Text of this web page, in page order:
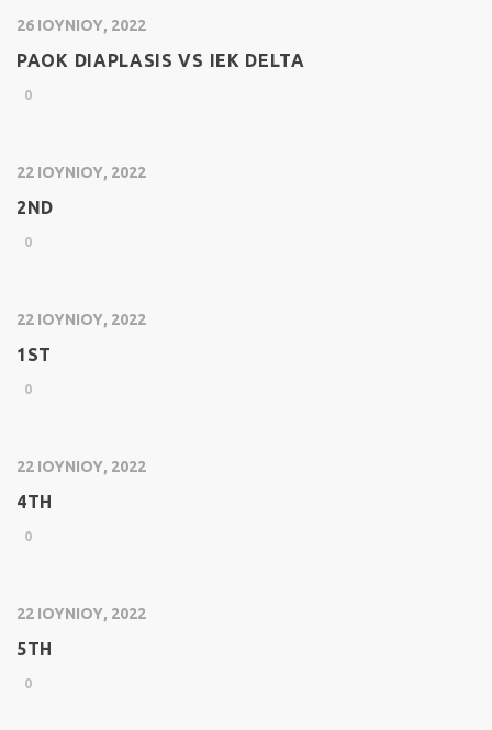
26 ΙΟΥΝΊΟΥ, 2022
PAOK DIAPLASIS VS IEK DELTA
0
22 ΙΟΥΝΊΟΥ, 2022
2ND
0
22 ΙΟΥΝΊΟΥ, 2022
1ST
0
22 ΙΟΥΝΊΟΥ, 2022
4TH
0
22 ΙΟΥΝΊΟΥ, 2022
5TH
0